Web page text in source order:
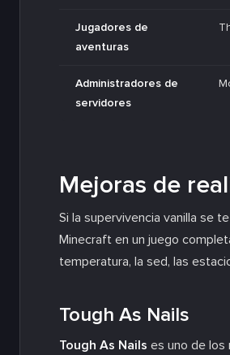
Jugadores de
aventuras
Administradores de
servidores
Mejoras de
Si la supervivencia vanilla se
Minecraft en un juego
temperatura, la sed, las
Tough As Nails
Tough As Nails es uno de los